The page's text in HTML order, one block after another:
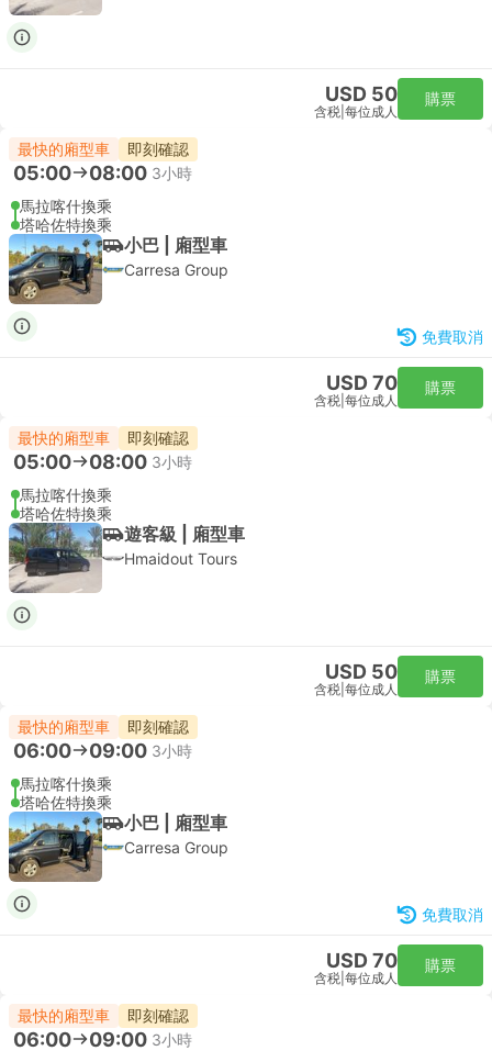
USD 50
含税 每位成人
購票
最快的廂型車 即刻確認
05:00 08:00 3小時
馬拉喀什換乘
塔哈佐特換乘
小巴 | 廂型車
Carresa Group
免費取消
USD 70
含税 每位成人
購票
最快的廂型車 即刻確認
05:00 08:00 3小時
馬拉喀什換乘
塔哈佐特換乘
遊客級 | 廂型車
Hmaidout Tours
USD 50
含税 每位成人
購票
最快的廂型車 即刻確認
06:00 09:00 3小時
馬拉喀什換乘
塔哈佐特換乘
小巴 | 廂型車
Carresa Group
免費取消
USD 70
含税 每位成人
購票
最快的廂型車 即刻確認
06:00 09:00 3小時